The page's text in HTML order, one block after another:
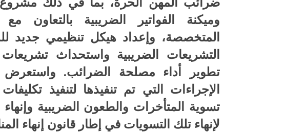
وميكنة الفواتير الضريبية بالتعاون
المتخصصة، وإعداد هيكل تنظيمي جديد
التشريعات الضريبية واستحداث
تطوير أداء مصلحة الضرائب. واستعرض
الإجراءات التي تم تنفيذها لتنفيذ
تسوية المتأخرات والطعون الضريبية
لإنهاء تلك التسويات في إطار قانون إنهاء